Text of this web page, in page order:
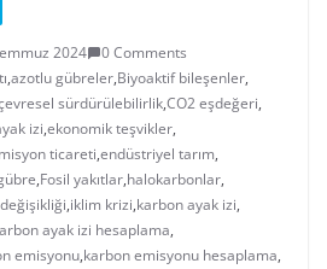
2024
0 Comments
,azotlu gübreler,Biyoaktif bileşenler,
sürdürülebilirlik,CO2 eşdeğeri,
izi,ekonomik teşvikler,
ticareti,endüstriyel tarım,
,Fosil yakıtlar,halokarbonlar,
,iklim krizi,karbon ayak izi,
ayak izi hesaplama,
emisyonu,karbon emisyonu hesaplama,